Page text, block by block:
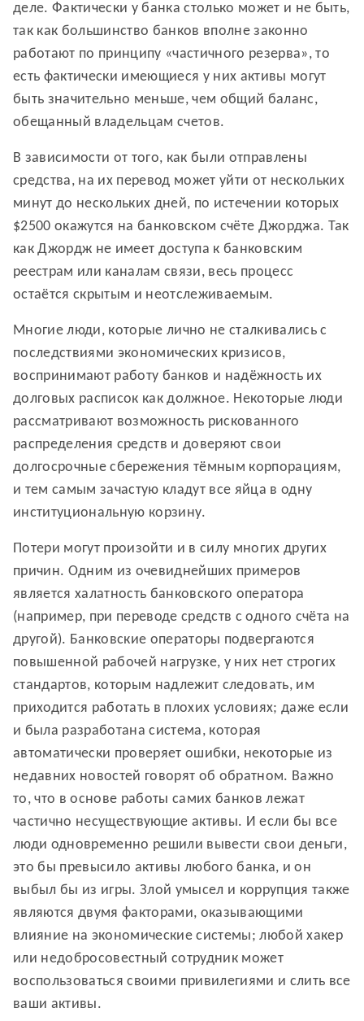
деле. Фактически у банка столько может и не быть,
так как большинство банков вполне законно
работают по принципу «частичного резерва», то
есть фактически имеющиеся у них активы могут
быть значительно меньше, чем общий баланс,
обещанный владельцам счетов.
В зависимости от того, как были отправлены
средства, на их перевод может уйти от нескольких
минут до нескольких дней, по истечении которых
$2500 окажутся на банковском счёте Джорджа. Так
как Джордж не имеет доступа к банковским
реестрам или каналам связи, весь процесс
остаётся скрытым и неотслеживаемым.
Многие люди, которые лично не сталкивались с
последствиями экономических кризисов,
воспринимают работу банков и надёжность их
долговых расписок как должное. Некоторые люди
рассматривают возможность рискованного
распределения средств и доверяют свои
долгосрочные сбережения тёмным корпорациям,
и тем самым зачастую кладут все яйца в одну
институциональную корзину.
Потери могут произойти и в силу многих других
причин. Одним из очевиднейших примеров
является халатность банковского оператора
(например, при переводе средств с одного счёта на
другой). Банковские операторы подвергаются
повышенной рабочей нагрузке, у них нет строгих
стандартов, которым надлежит следовать, им
приходится работать в плохих условиях; даже если
и была разработана система, которая
автоматически проверяет ошибки, некоторые из
недавних новостей говорят об обратном. Важно
то, что в основе работы самих банков лежат
частично несуществующие активы. И если бы все
люди одновременно решили вывести свои деньги,
это бы превысило активы любого банка, и он
выбыл бы из игры. Злой умысел и коррупция также
являются двумя факторами, оказывающими
влияние на экономические системы; любой хакер
или недобросовестный сотрудник может
воспользоваться своими привилегиями и слить все
ваши активы.